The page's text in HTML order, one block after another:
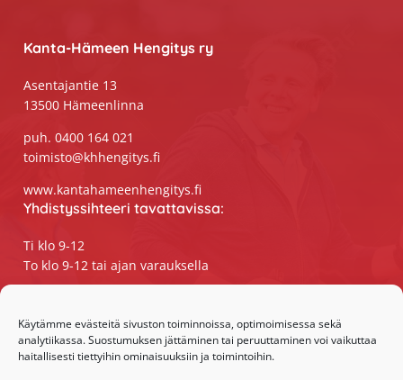
Käytämme evästeitä sivuston toiminnoissa, optimoimisessa sekä
analytiikassa. Suostumuksen jättäminen tai peruuttaminen voi vaikuttaa
haitallisesti tiettyihin ominaisuuksiin ja toimintoihin.
Kanta-Hämeen Hengitys ry
Asentajantie 13
13500 Hämeenlinna
puh. 0400 164 021
toimisto@khhengitys.fi
www.kantahameenhengitys.fi
Yhdistyssihteeri tavattavissa:
Ti klo 9-12
To klo 9-12 tai ajan varauksella
maanantaista perjantaihin klo 9-15